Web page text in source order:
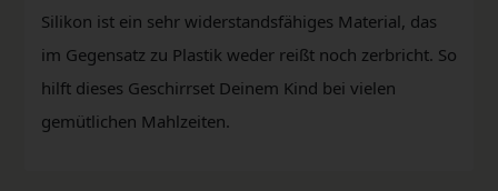
Silikon ist ein sehr widerstandsfähiges Material, das
im Gegensatz zu Plastik weder reißt noch zerbricht. So
hilft dieses Geschirrset Deinem Kind bei vielen
gemütlichen Mahlzeiten.